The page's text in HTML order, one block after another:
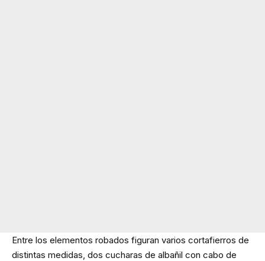
Entre los elementos robados figuran varios cortafierros de
distintas medidas, dos cucharas de albañil con cabo de